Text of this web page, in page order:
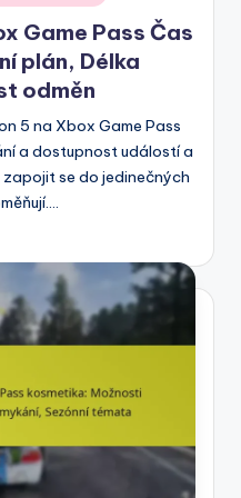
Game Pass Čas
plán, Délka
odměn
5 na Xbox Game Pass
a dostupnost událostí a
zapojit se do jedinečných